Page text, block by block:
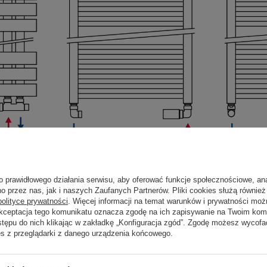
grzałki, należy dodatkowo dokupić zaślepkę ½" do
zastosowanie niezamarzającego płynu LIKIDO, który równiez
techniczna grzejnika. Grzałki z termostatem regulują
działania serwisu, aby oferować funkcje społecznościowe,
przez nas, jak i naszych Zaufanych Partnerów. Pliki cookies służą
prywatności. Więcej informacji na temat warunków i prywatności
tego komunikatu oznacza zgodę na ich zapisywanie na Twoim
do nich klikając w zakładkę „Konfiguracja zgód”. Zgodę możesz
z przeglądarki z danego urządzenia końcowego.